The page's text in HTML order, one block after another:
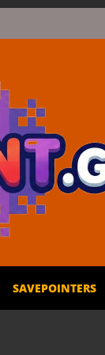
SAVEPOINTERS